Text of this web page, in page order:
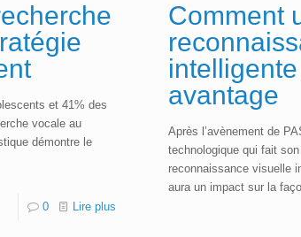
et 41% des
vocale au
démontre le
0 Lire plus
Comment
avantage
Après l’avènement de
technologique qui fait
reconnaissance visuelle
aura un impact sur la